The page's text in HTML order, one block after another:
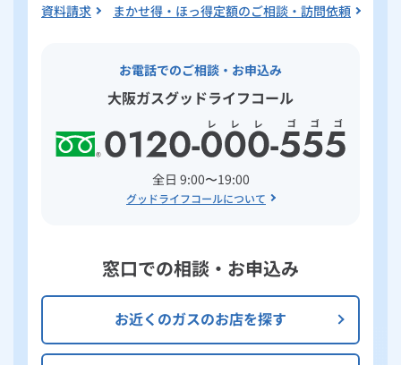
資料請求 まかせ得・ほっ得定額のご相談・訪問依頼
お電話でのご相談・お申込み
大阪ガスグッドライフコール
全日 9:00〜19:00
グッドライフコールについて
窓口での相談・お申込み
お近くのガスのお店を探す